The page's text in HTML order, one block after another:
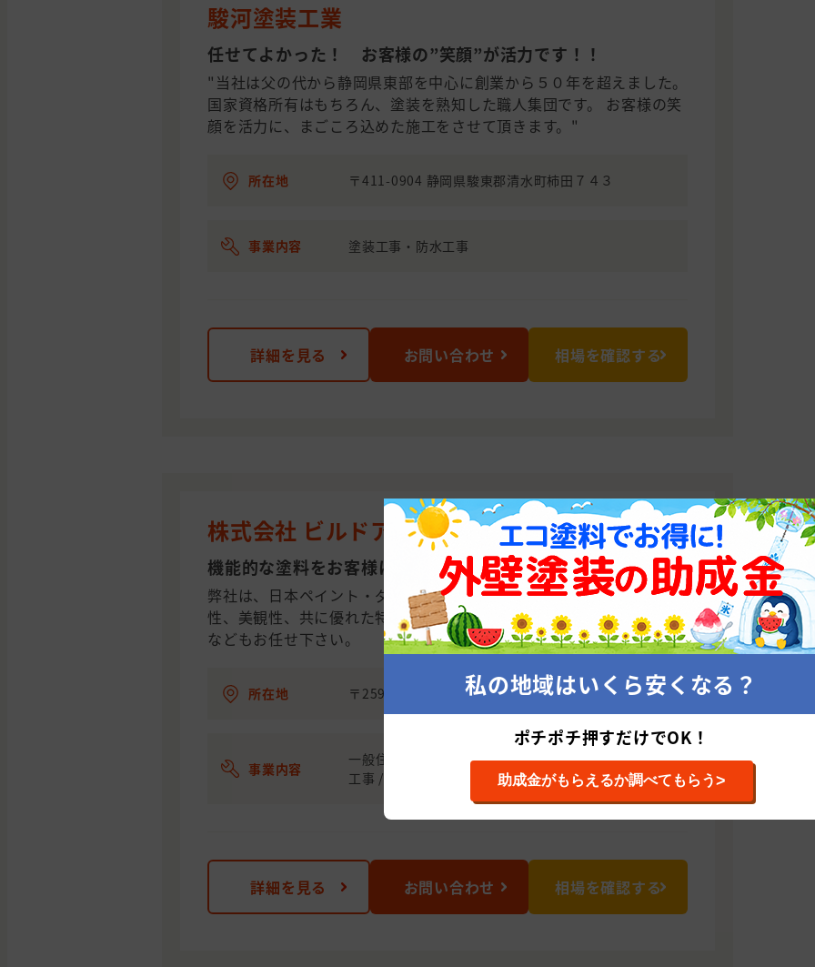
駿河塗装工業
任せてよかった！ お客様の”笑顔”が活力です！！
"当社は父の代から静岡県東部を中心に創業から５０年を超えました。
国家資格所有はもちろん、塗装を熟知した職人集団です。 お客様の笑
顔を活力に、まごころ込めた施工をさせて頂きます。"
所在地 〒411-0904 静岡県駿東郡清水町柿田７４３
事業内容 塗装工事・防水工事
詳細を見る お問い合わせ 相場を確認する
株式会社 ビルドアート
機能的な塗料をお客様にお勧めしています。
弊社は、日本ペイント・ダイヤモンドコート認定施工店です。 耐久
性、美観性、共に優れた特殊塗料を扱っております。 遮熱、断熱塗料
などもお任せ下さい。
所在地 〒259-1131 神奈川県伊勢原市伊勢原4ｰ543ｰ1
事業内容
一般住宅塗装工事（特殊塗装含む）/ 建築塗装 / 防水
工事 / 住宅リフォーム全般
詳細を見る お問い合わせ 相場を確認する
私の地域はいくら安くなる？
ポチポチ押すだけでOK！
助成金がもらえるか調べてもらう>